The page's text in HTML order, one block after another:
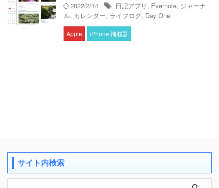
2022/2/14 日記アプリ , Evernote, ジャーナ
ル, カレンダー, ライフログ, Day One
Apple iPhone 補脳器
サイト内検索